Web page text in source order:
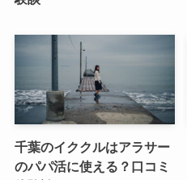
千葉のイククルはアラサー
のパパ活に使える？口コミ